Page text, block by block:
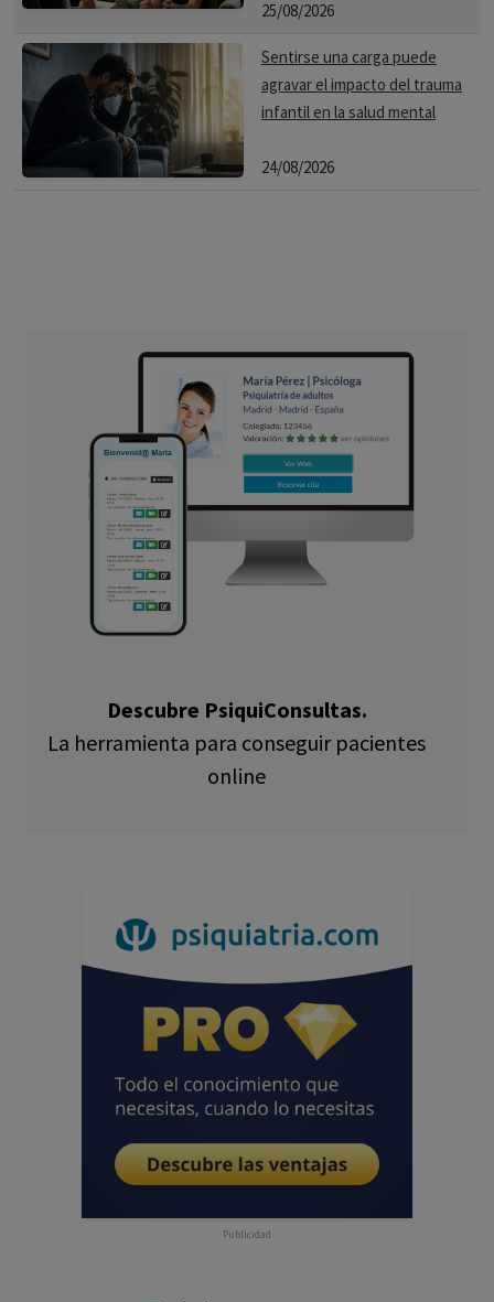
25/08/2026
Sentirse una carga puede
agravar el impacto del trauma
infantil en la salud mental
24/08/2026
Descubre PsiquiConsultas.
La herramienta para conseguir pacientes
online
Publicidad